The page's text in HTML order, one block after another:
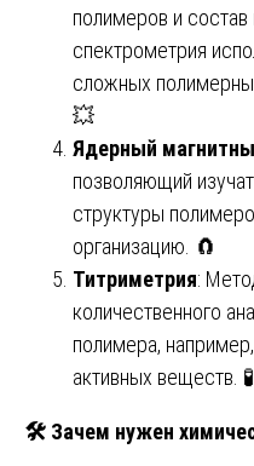
полимеров и
спектрометрия
сложных
💥
Ядерный
позволяющий
структуры
организацию. 🧲
Титриметрия:
количественного
полимера,
активных веществ. 🧪
🛠 Зачем нужен